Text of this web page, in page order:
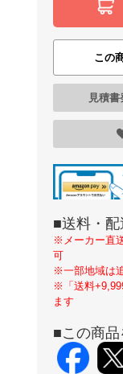
この
見積
■送料・
※メーカー直
可
※一部地域は
※「送料
ます
■この商